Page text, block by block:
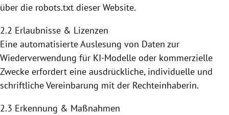
über die robots.txt dieser Website.
2.2 Erlaubnisse & Lizenzen
Eine automatisierte Auslesung von Daten zur
Wiederverwendung für KI-Modelle oder kommerzielle
Zwecke erfordert eine ausdrückliche, individuelle und
schriftliche Vereinbarung mit der Rechteinhaberin.
2.3 Erkennung & Maßnahmen